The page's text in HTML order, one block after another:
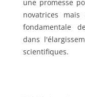
une promesse
novatrices
fondamentale
dans
scientifiques.